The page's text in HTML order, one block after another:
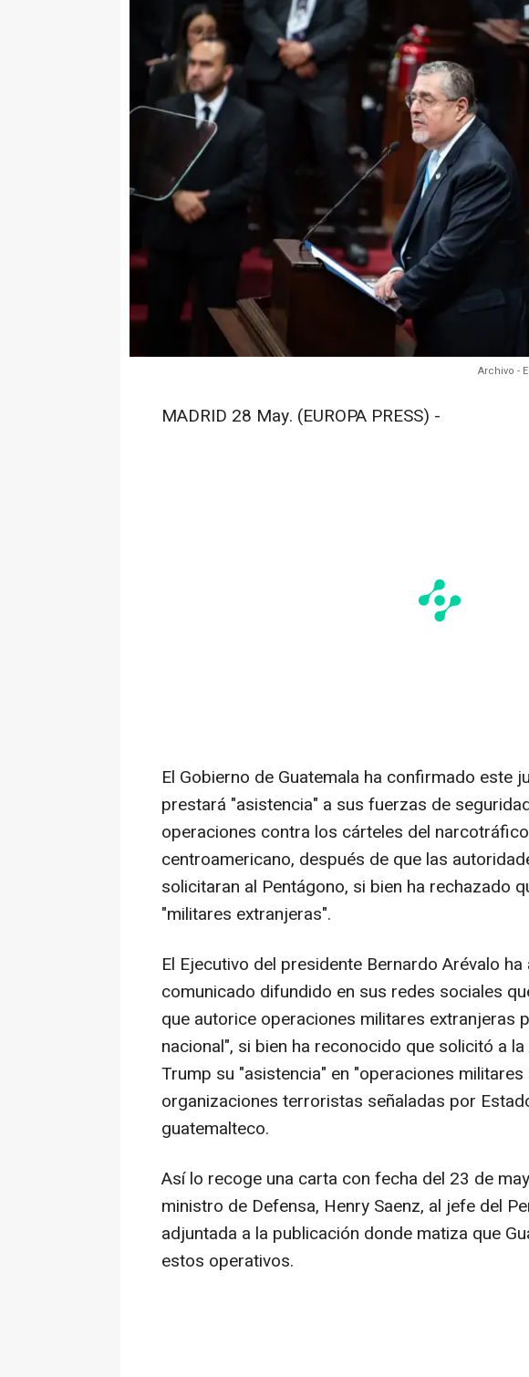
Archivo -
MADRID 28 May. (EUROPA PRESS) -
El Gobierno de Guatemala ha confirmado este
prestará "asistencia" a sus fuerzas de
operaciones contra los cárteles del
centroamericano, después de que las
solicitaran al Pentágono, si bien ha rechazado
"militares extranjeras".
El Ejecutivo del presidente Bernardo Arévalo
comunicado difundido en sus redes sociales
que autorice operaciones militares extranjeras
nacional", si bien ha reconocido que solicitó a
Trump su "asistencia" en "operaciones
organizaciones terroristas señaladas por
guatemalteco.
Así lo recoge una carta con fecha del 23 de
ministro de Defensa, Henry Saenz, al jefe del
adjuntada a la publicación donde matiza que
estos operativos.